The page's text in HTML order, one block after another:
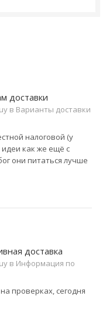
доставки
в Варианты доставки
налоговой (у
как же ещё с
они питаться лучше
доставка
в Информация по
проверках, сегодня